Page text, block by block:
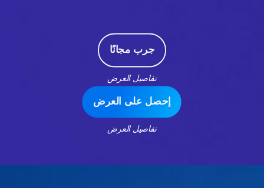
جرب مجانًا
تفاصيل العرض
إحصل على العرض
تفاصيل العرض